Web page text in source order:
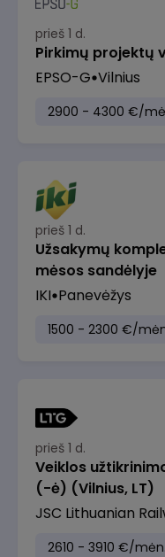
prieš 1 d.
Pirkimų projektų
EPSO-G Vilnius
2900 - 4300 €/
prieš 1 d.
Užsakymų
mėsos sandėlyje
IKI Panevėžys
1500 - 2300 €/
prieš 1 d.
Veiklos
(-ė) (Vilnius, LT)
JSC Lithuanian
2610 - 3910 €/mėn.